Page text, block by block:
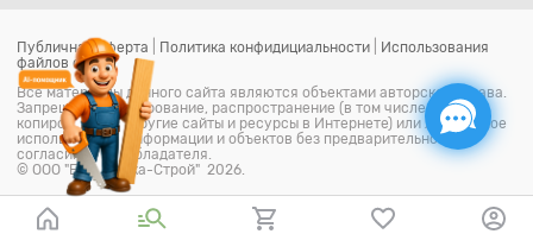
Публичная оферта Политика конфидициальности
Использования
файлов cookie
Все материалы данного сайта являются объектами авторского права.
Запрещается копирование, распространение (в том числе путем
копирования на другие сайты и ресурсы в Интернете) или любое иное
использование информации и объектов без предварительного
согласия правообладателя.
© ООО "Барабашка-Строй" 2026.